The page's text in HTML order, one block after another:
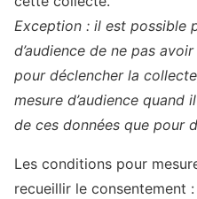
Exception : il est possible
d’audience de ne pas
pour déclencher la
mesure d’audience quand
de ces données que pour
Les conditions pour
recueillir le consentement :